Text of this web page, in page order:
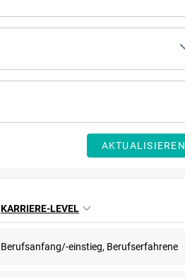
AKTUALISIEREN
KARRIERE-LEVEL
Berufsanfang/-einstieg, Berufserfahrene